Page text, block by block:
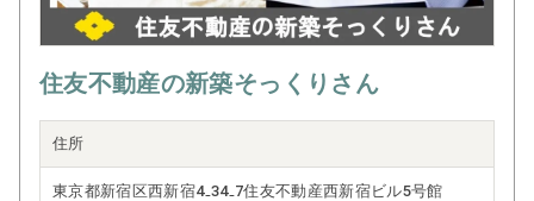
住友不動産の新築そっくりさん
住所
東京都新宿区西新宿4₋34₋7住友不動産西新宿ビル5号館